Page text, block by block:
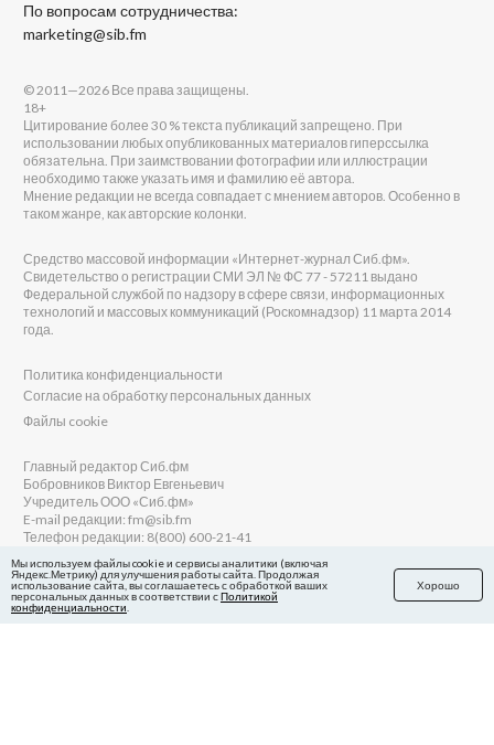
По вопросам сотрудничества:
marketing@sib.fm
© 2011—2026 Все права защищены.
18+
Цитирование более 30 % текста публикаций запрещено. При
использовании любых опубликованных материалов гиперссылка
обязательна. При заимствовании фотографии или иллюстрации
необходимо также указать имя и фамилию её автора.
Мнение редакции не всегда совпадает с мнением авторов. Особенно в
таком жанре, как авторские колонки.
Средство массовой информации «Интернет-журнал Сиб.фм».
Свидетельство о регистрации СМИ ЭЛ № ФС 77 - 57211 выдано
Федеральной службой по надзору в сфере связи, информационных
технологий и массовых коммуникаций (Роскомнадзор) 11 марта 2014
года.
Политика конфиденциальности
Согласие на обработку персональных данных
Файлы cookie
Главный редактор Сиб.фм
Бобровников Виктор Евгеньевич
Учредитель ООО «Сиб.фм»
E-mail редакции: fm@sib.fm
Телефон редакции: 8(800) 600-21-41
Сайт разработан и поддерживается Технодзен
Мы используем файлы cookie и сервисы аналитики (включая
Яндекс.Метрику) для улучшения работы сайта. Продолжая
использование сайта, вы соглашаетесь с обработкой ваших
персональных данных в соответствии сПолитикой
конфиденциальности
Хорошо